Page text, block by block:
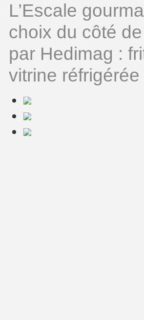
L’Escale
choix du côté
par Hedimag :
vitrine